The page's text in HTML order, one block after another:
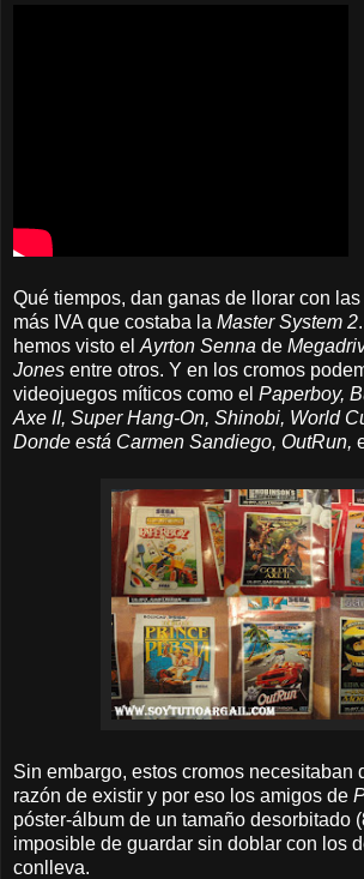
Qué tiempos, dan ganas de llorar con
más IVA que costaba la Master System 2
hemos visto el Ayrton Senna de
Jones entre otros. Y en los cromos
videojuegos míticos como el Paperboy,
Axe II, Super Hang-On, Shinobi, World
Donde está Carmen Sandiego, OutRun,
Sin embargo, estos cromos necesitaban
razón de existir y por eso los amigos de
póster-álbum de un tamaño desorbitado
imposible de guardar sin doblar con los
conlleva.